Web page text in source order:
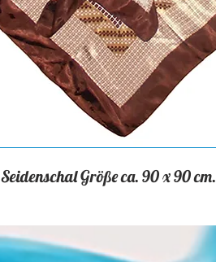
Seidenschal Größe ca. 90 x 90 cm.